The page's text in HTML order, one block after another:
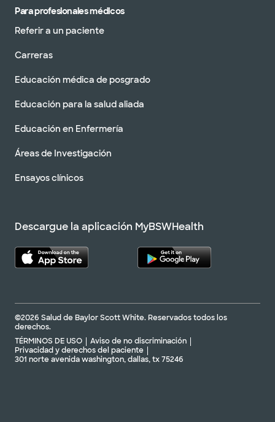
Para profesionales médicos
Referir a un paciente
Carreras
Educación médica de posgrado
Educación para la salud aliada
Educación en Enfermería
Áreas de Investigación
Ensayos clínicos
Descargue la aplicación MyBSWHealth
©2026 Salud de Baylor Scott White. Reservados todos los
derechos.
TÉRMINOS DE USO
Aviso de no discriminación
Privacidad y derechos del paciente
301 norte avenida washington, dallas, tx 75246